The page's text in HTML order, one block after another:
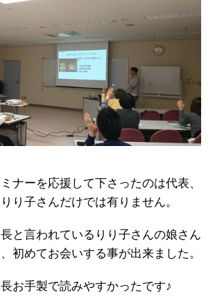
ナーを応援して下さったのは代表、
り子さんだけでは有りません。
と言われているりり子さんの娘さん
初めてお会いする事が出来ました。
お手製で読みやすかったです♪